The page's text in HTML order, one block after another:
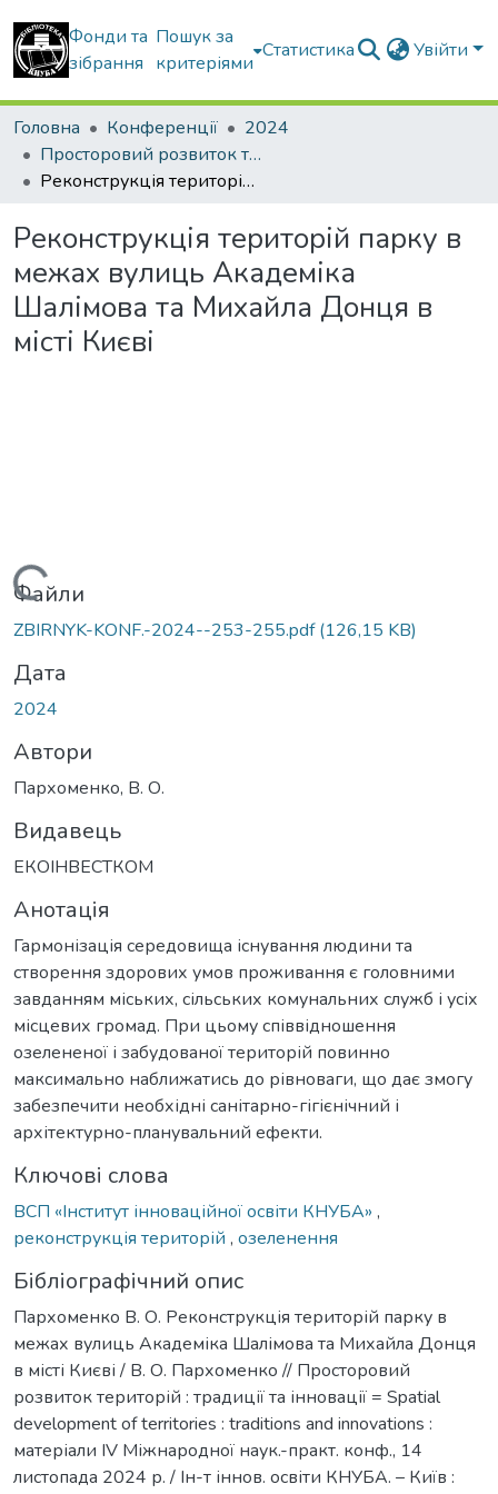
Фонди та
зібрання
Пошук за
критеріями
Статистика Увійти
Головна Конференції
2024
Просторовий розвиток територій: Традиції та інновації
Реконструкція територій парку в межах вулиць Академіка Шалімова та Михайла Донця в місті Києві
Реконструкція територій парку в
межах вулиць Академіка
Шалімова та Михайла Донця в
місті Києві
Вантажиться...
Файли
ZBIRNYK-KONF.-2024--253-255.pdf(126,15 KB)
Дата
2024
Автори
Пархоменко, В. О.
Видавець
ЕКОІНВЕСТКОМ
Анотація
Гармонізація середовища існування людини та
створення здорових умов проживання є головними
завданням міських, сільських комунальних служб і усіх
місцевих громад. При цьому співвідношення
озелененої і забудованої територій повинно
максимально наближатись до рівноваги, що дає змогу
забезпечити необхідні санітарно-гігієнічний і
архітектурно-планувальний ефекти.
Ключові слова
ВСП «Інститут інноваційної освіти КНУБА» ,
реконструкція територій , озеленення
Бібліографічний опис
Пархоменко В. О. Реконструкція територій парку в
межах вулиць Академіка Шалімова та Михайла Донця
в місті Києві / В. О. Пархоменко // Просторовий
розвиток територій : традиції та інновації = Spatial
development of territories : traditions and innovations :
матеріали IV Міжнародної наук.-практ. конф., 14
листопада 2024 р. / Ін-т іннов. освіти КНУБА. – Київ :